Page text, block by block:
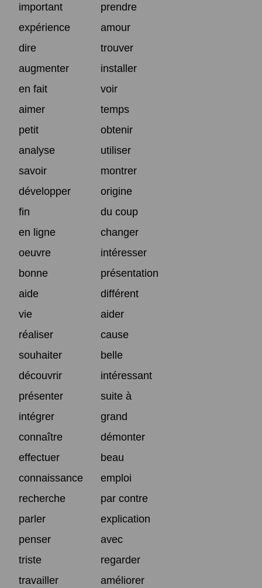
important
prendre
expérience
amour
dire
trouver
augmenter
installer
en fait
voir
aimer
temps
petit
obtenir
analyse
utiliser
savoir
montrer
développer
origine
fin
du coup
en ligne
changer
oeuvre
intéresser
bonne
présentation
aide
différent
vie
aider
réaliser
cause
souhaiter
belle
découvrir
intéressant
présenter
suite à
intégrer
grand
connaître
démonter
effectuer
beau
connaissance
emploi
recherche
par contre
parler
explication
penser
avec
triste
regarder
travailler
améliorer